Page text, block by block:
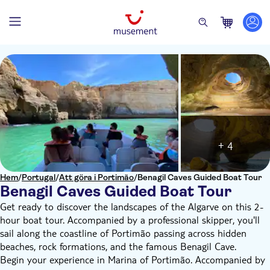
Hem/Portugal/Att göra i Portimão/Benagil Caves Guided Boat Tour
Benagil Caves Guided Boat Tour
+ 4
Get ready to discover the landscapes of the Algarve on this 2-
hour boat tour. Accompanied by a professional skipper, you'll
sail along the coastline of Portimão passing across hidden
beaches, rock formations, and the famous Benagil Cave.
Begin your experience in Marina of Portimão. Accompanied by